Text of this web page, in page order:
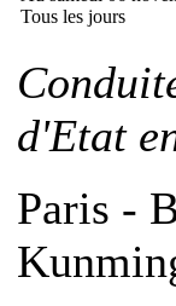
Tous les jours
d'Etat
Paris -